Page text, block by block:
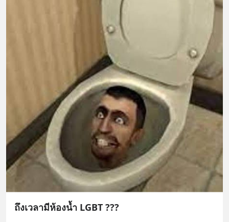
ถึงเวลามีห้องน้ำ LGBT ???